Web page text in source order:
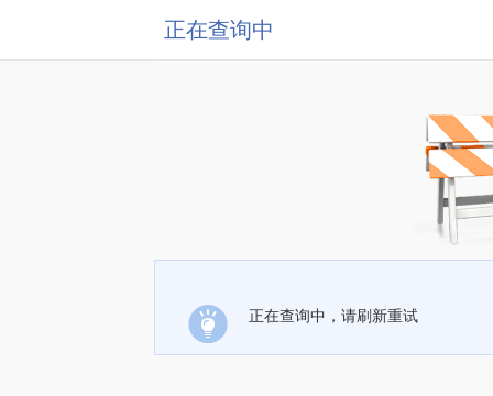
正在查询中
正在查询中，请刷新重试